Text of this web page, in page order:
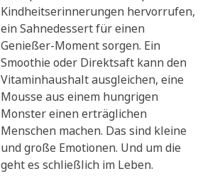
Kindheitserinnerungen hervorrufen,
ein Sahnedessert für einen
Genießer-Moment sorgen. Ein
Smoothie oder Direktsaft kann den
Vitaminhaushalt ausgleichen, eine
Mousse aus einem hungrigen
Monster einen erträglichen
Menschen machen. Das sind kleine
und große Emotionen. Und um die
geht es schließlich im Leben.